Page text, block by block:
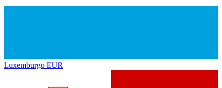
Luxemburgo EUR